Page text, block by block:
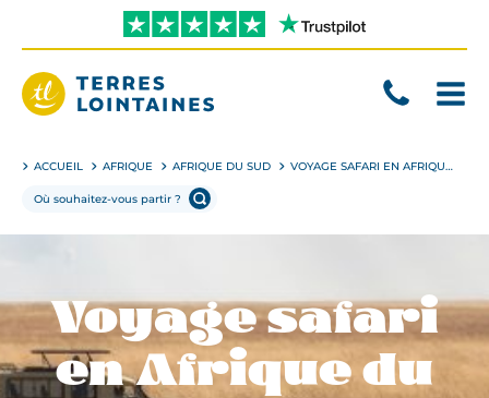
directement
contenu
ACCUEIL AFRIQUE AFRIQUE DU SUD VOYAGE SAFARI EN AFRIQUE DU SUD
Voyage safari
en Afrique du